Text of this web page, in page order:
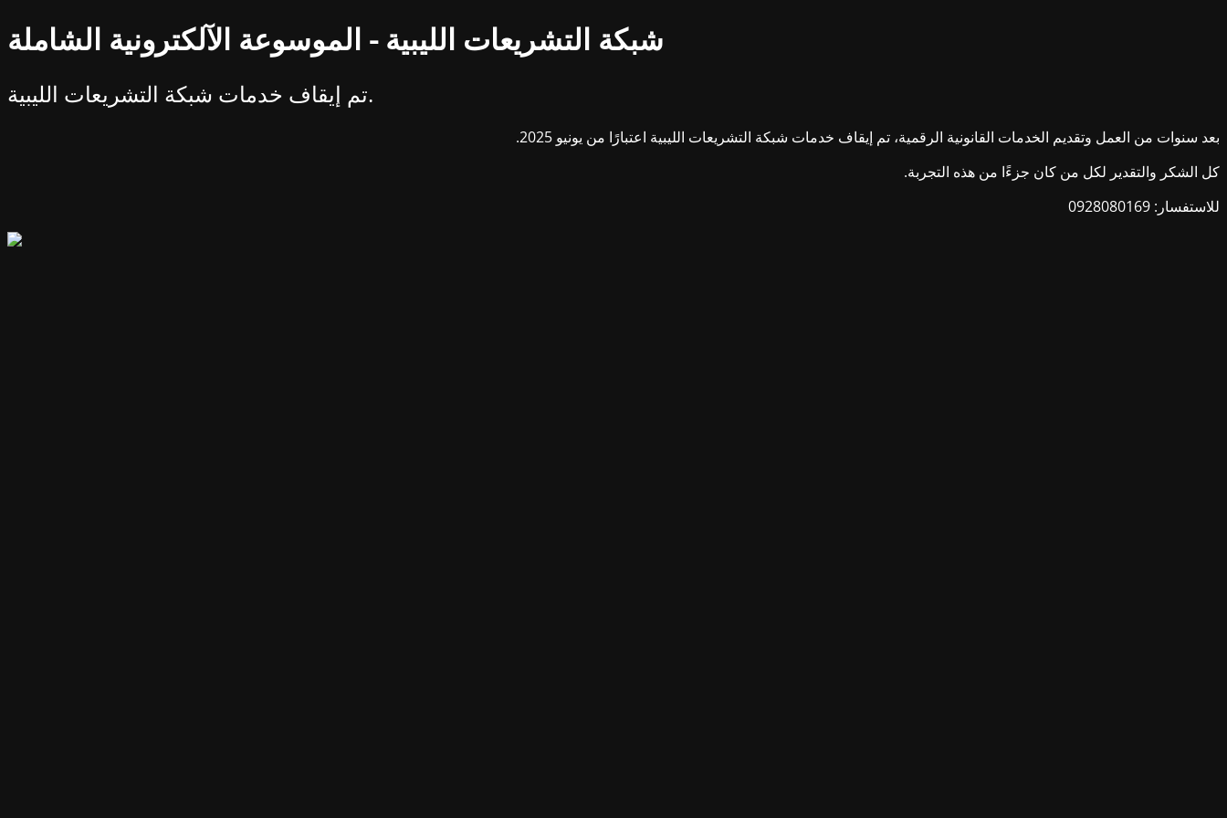
شبكة التشريعات الليبية - الموسوعة الآلكترونية الشاملة
تم إيقاف خدمات شبكة التشريعات الليبية.
بعد سنوات من العمل وتقديم الخدمات القانونية الرقمية، تم إيقاف خدمات شبكة التشريعات الليبية اعتبارًا من يونيو 2025.
كل الشكر والتقدير لكل من كان جزءًا من هذه التجربة.
للاستفسار: 0928080169